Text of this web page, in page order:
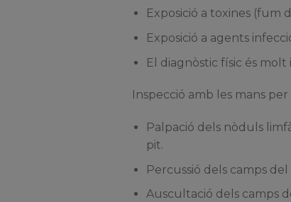
Exposició a toxines (fum
Exposició a agents
El diagnòstic físic és molt
Inspecció amb les mans
Palpació dels nòduls
pit.
Percussió dels camps del
Auscultació dels camps